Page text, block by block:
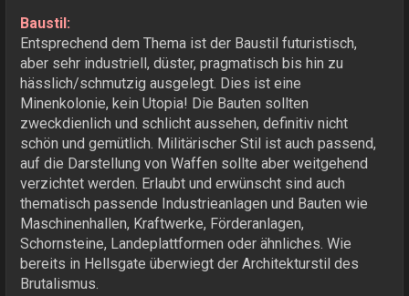
Baustil:
Entsprechend dem Thema ist der Baustil futuristisch,
aber sehr industriell, düster, pragmatisch bis hin zu
hässlich/schmutzig ausgelegt. Dies ist eine
Minenkolonie, kein Utopia! Die Bauten sollten
zweckdienlich und schlicht aussehen, definitiv nicht
schön und gemütlich. Militärischer Stil ist auch passend,
auf die Darstellung von Waffen sollte aber weitgehend
verzichtet werden. Erlaubt und erwünscht sind auch
thematisch passende Industrieanlagen und Bauten wie
Maschinenhallen, Kraftwerke, Förderanlagen,
Schornsteine, Landeplattformen oder ähnliches. Wie
bereits in Hellsgate überwiegt der Architekturstil des
Brutalismus.